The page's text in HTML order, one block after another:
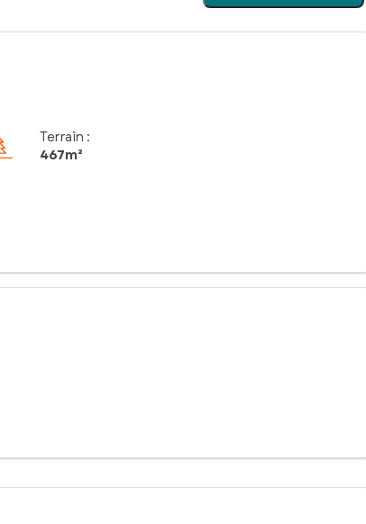
Terrain :
467m²
sur plusieurs niveaux, comprend 7 appartements
attractivité locative. Cet immeuble convient